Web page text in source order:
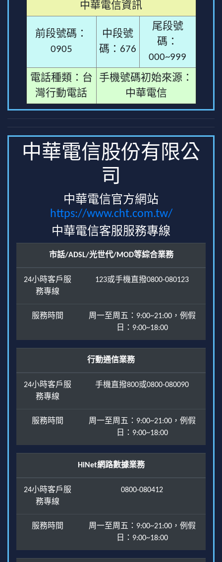
中華電信資訊
前段號碼：
0905
中段號
碼：676
尾段號
碼：
000~999
電話種類：台
灣行動電話
手機號碼初始來源：
中華電信
中華電信股份有限公
司
中華電信官方網站
https://www.cht.com.tw/
中華電信客服服務專線
市話/ADSL/光世代/MOD等綜合業務
24小時客戶服
務專線
123或手機直撥0800-080123
服務時間
周一至周五：9:00~21:00，例假
日：9:00~18:00
行動通信業務
24小時客戶服
務專線
手機直撥800或0800-080090
服務時間
周一至周五：9:00~21:00，例假
日：9:00~18:00
HiNet網路數據業務
24小時客戶服
務專線
0800-080412
服務時間
周一至周五：9:00~21:00，例假
日：9:00~18:00